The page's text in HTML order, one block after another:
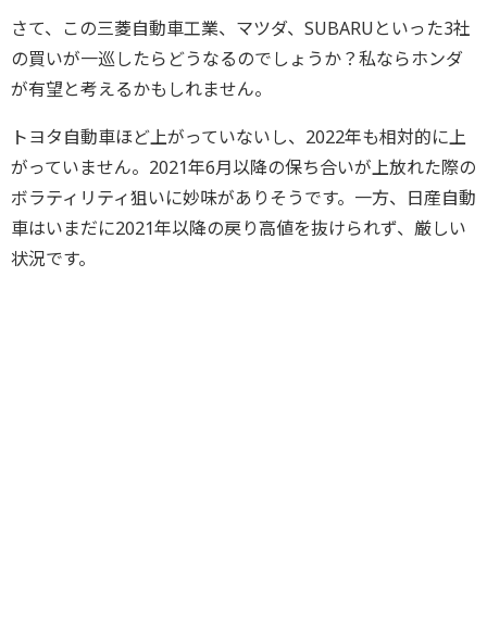
さて、この三菱自動車工業、マツダ、SUBARUといった3社
の買いが一巡したらどうなるのでしょうか？私ならホンダ
が有望と考えるかもしれません。
トヨタ自動車ほど上がっていないし、2022年も相対的に上
がっていません。2021年6月以降の保ち合いが上放れた際の
ボラティリティ狙いに妙味がありそうです。一方、日産自動
車はいまだに2021年以降の戻り高値を抜けられず、厳しい
状況です。